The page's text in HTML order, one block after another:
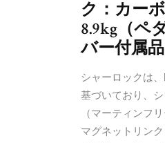
ク：カー
8.9kg（ペ
バー付属
シャーロックは
基づいており、
（マーティンフ
マグネットリン